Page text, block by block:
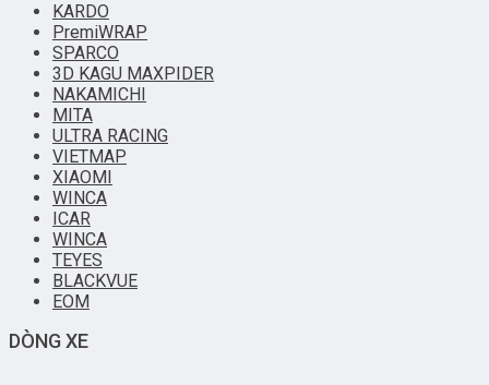
KARDO
PremiWRAP
SPARCO
3D KAGU MAXPIDER
NAKAMICHI
MITA
ULTRA RACING
VIETMAP
XIAOMI
WINCA
ICAR
WINCA
TEYES
BLACKVUE
EOM
DÒNG XE